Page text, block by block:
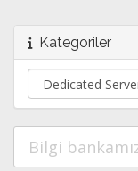
Kategoriler